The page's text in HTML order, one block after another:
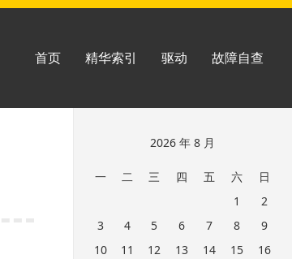
首页 精华索引 驱动 故障自查
页
2026 年 8 月
一 二 三 四 五 六
日
1
2
3
4 5 6 7 8
9
10
11 12 13 14 15
16